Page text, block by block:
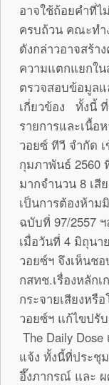
อาจใช้ถ้อยคำที่ไ
ครบถ้วน คณะทำ
ดังกล่าวอาจสร้า
ความแตกแยกใ
ตรวจสอบข้อมูล
เกี่ยวข้อง ทั้งนี้
รายการและเนื้อ
วอยซ์ ทีวี จำกัด
กุมภาพันธ์ 2560
มากจำนวน 8 เสี
เป็นการต้องห้า
ฉบับที่ 97/2557
เมื่อวันที่ 4 มิถุนา
วอยซ์ฯ จึงเห็นช
กสทช.เรื่องหลัก
กระจายเสียงหรื
วอยซ์ฯ แก้ไขปรั
The Daily
แจ้ง ทั้งนี้ที่ประชุ
อึ๊งภากรณ์ และ